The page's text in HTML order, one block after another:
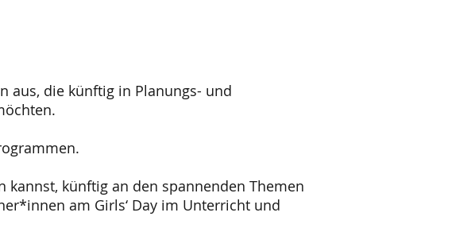
aus, die künftig in Planungs- und
künftig an den spannenden Themen
am Girls‘ Day im Unterricht und